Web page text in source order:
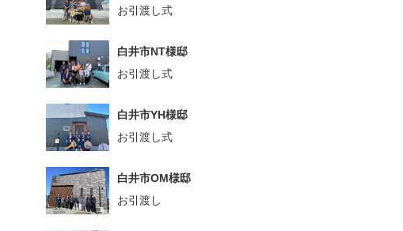
お引渡し式
白井市NT様邸
お引渡し式
白井市YH様邸
お引渡し式
白井市OM様邸
お引渡し